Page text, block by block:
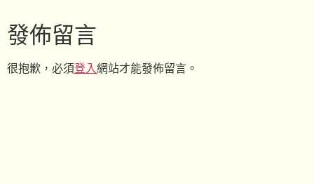
發佈留言
很抱歉，必須登入網站才能發佈留言。